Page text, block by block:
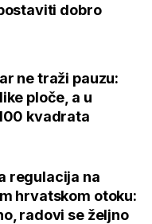
dobro
ne traži pauzu:
ploče, a u
kvadrata
regulacija na
hrvatskom otoku:
radovi se željno